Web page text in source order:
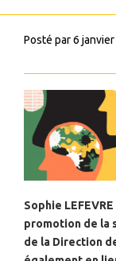
Posté par6
Sophie
promotion de la
de la Direction